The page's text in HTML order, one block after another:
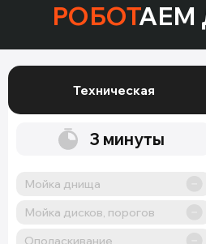
РОБОТАЕМ
Техническая
3 минуты
Мойка днища
Мойка дисков, порогов
Ополаскивание